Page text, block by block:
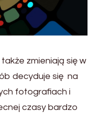
zmieniają się w
decyduje się na
fotografiach i
czasy bardzo